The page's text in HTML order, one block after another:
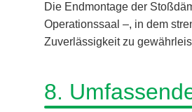
Die Endmontage der
Operationssaal –, in dem
Zuverlässigkeit zu
8.